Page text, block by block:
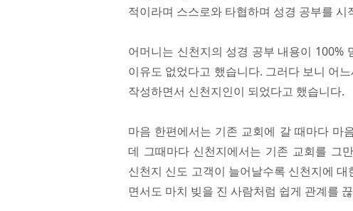
적이라며 스스로와 타협하며 성경 공부를 시
어머니는 신천지의 성경 공부 내용이 100%
이유도 없었다고 했습니다. 그러다 보니 어
작성하면서 신천지인이 되었다고 했습니다.
마음 한편에서는 기존 교회에 갈 때마다 마
데 그때마다 신천지에서는 기존 교회를 그
신천지 신도 고객이 늘어날수록 신천지에
면서도 마치 빚을 진 사람처럼 쉽게 관계를